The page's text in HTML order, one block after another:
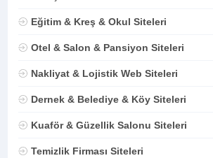
Eğitim & Kreş & Okul Siteleri
Otel & Salon & Pansiyon Siteleri
Nakliyat & Lojistik Web Siteleri
Dernek & Belediye & Köy Siteleri
Kuaför & Güzellik Salonu Siteleri
Temizlik Firması Siteleri